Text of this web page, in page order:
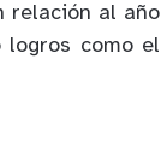
relación al año
logros como el